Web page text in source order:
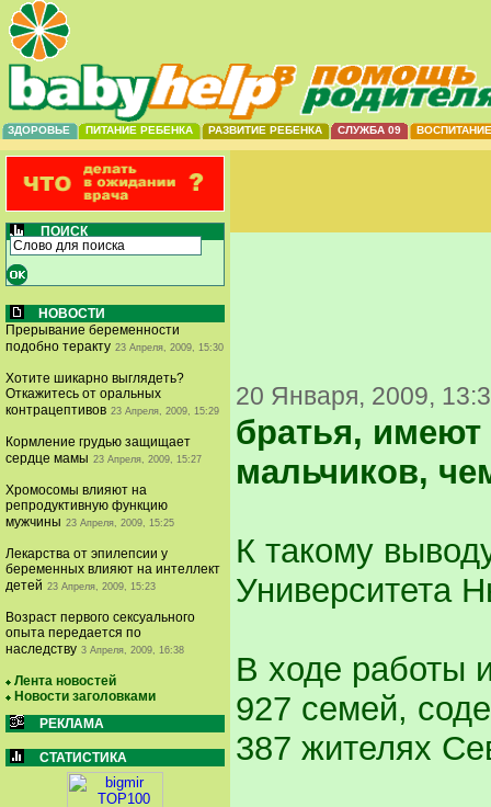
ЗДОРОВЬЕ ПИТАНИЕ РЕБЕНКА РАЗВИТИЕ РЕБЕНКА СЛУЖБА 09 ВОСПИТАНИЕ
ПОИСК
НОВОСТИ
Прерывание беременности
подобно теракту 23 Апреля, 2009, 15:30
Хотите шикарно выглядеть?
Откажитесь от оральных
контрацептивов 23 Апреля, 2009, 15:29
Кормление грудью защищает
сердце мамы 23 Апреля, 2009, 15:27
Хромосомы влияют на
репродуктивную функцию
мужчины 23 Апреля, 2009, 15:25
Лекарства от эпилепсии у
беременных влияют на интеллект
детей 23 Апреля, 2009, 15:23
Возраст первого сексуального
опыта передается по
наследству 3 Апреля, 2009, 16:38
Лента новостей
Новости заголовками
РЕКЛАМА
СТАТИСТИКА
20 Января, 2009,
братья,
мальчиков,
К такому
Университета
В ходе работы
927 семей,
387 жителях